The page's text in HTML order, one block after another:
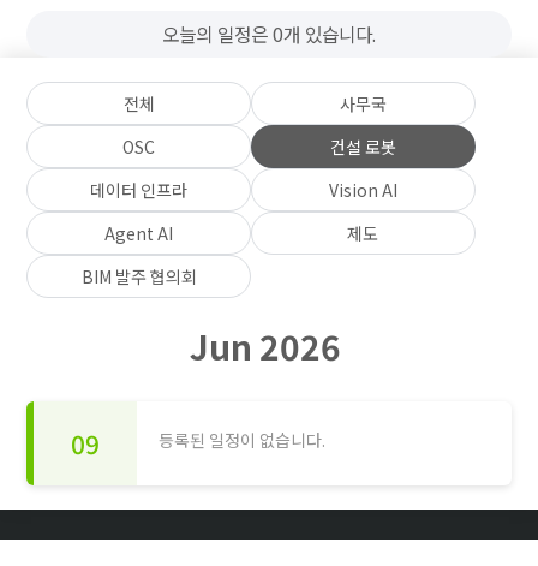
오늘의 일정은 0개 있습니다.
전체
사무국
OSC
건설 로봇
데이터 인프라
Vision AI
Agent AI
제도
BIM 발주 협의회
Jun 2026
09 등록된 일정이 없습니다.